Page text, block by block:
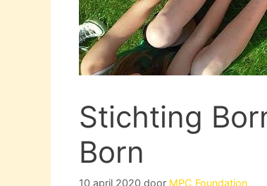
Stichting
Born
10 april 2020 door MPC Foundation